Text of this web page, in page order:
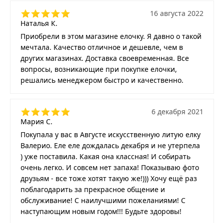
Наталья К.
16 августа 2022
Приобрели в этом магазине елочку. Я давно о такой
мечтала. Качество отличное и дешевле, чем в
других магазинах. Доставка своевременная. Все
вопросы, возникающие при покупке елочки,
решались менеджером быстро и качественно.
Мария С.
6 декабря 2021
Покупала у вас в Августе искусственную литую елку
Валерио. Еле еле дождалась декабря и не утерпела
) уже поставила. Какая она классная! И собирать
очень легко. И совсем нет запаха! Показываю фото
друзьям - все тоже хотят такую же!))) Хочу ещё раз
поблагодарить за прекрасное общение и
обслуживание! С наилучшими пожеланиями! С
наступающим новым годом!!! Будьте здоровы!